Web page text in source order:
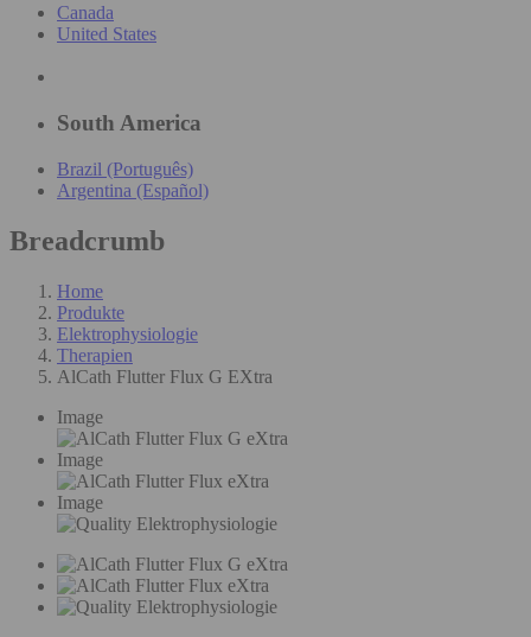
Canada
United States
South America
Brazil (Português)
Argentina (Español)
Breadcrumb
Home
Produkte
Elektrophysiologie
Therapien
AlCath Flutter Flux G EXtra
Image
Image
Image